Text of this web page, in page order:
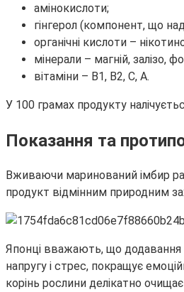
амінокислоти;
гінгерол (компонент, що
органічні кислоти –
мінерали – магній, залізо,
вітаміни – В1, В2, С, А.
У 100 грамах продукту
Показання та
Вживаючи маринований імбир
продукт відмінним природним
Японці вважають, що додавання
напругу і стрес, покращує
корінь рослини делікатно